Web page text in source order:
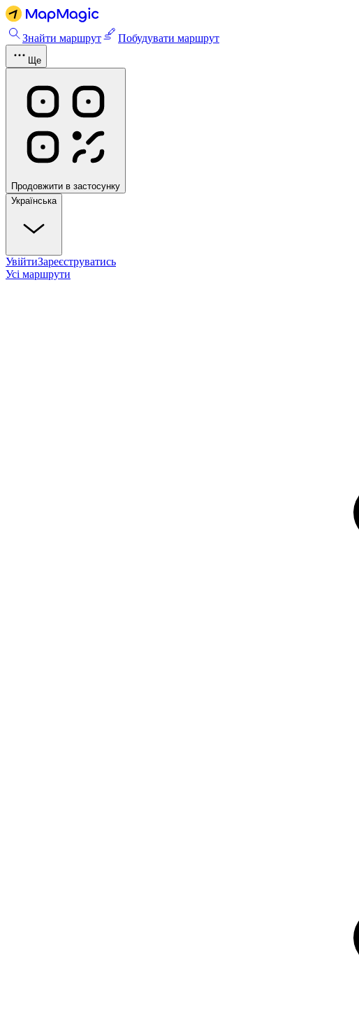
Знайти маршрут Побудувати маршрут
Ще
Продовжити в застосунку
Українська
УвійтиЗареєструватись
Усі маршрути